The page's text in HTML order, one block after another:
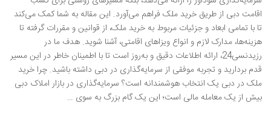
اقامت دبی از طریق خرید ملک فراهم می‌آورد. این مقاله به شما کمک می‌کند
تا با تمامی ابعاد و جزئیات مربوط به خرید ملک، از قوانین و مقررات گرفته تا
هزینه‌ها، مدارک لازم و انواع ویزاهای اقامتی، آشنا شوید. هدف ما در
رزیدنسی24، ارائه اطلاعات دقیق و به‌روز است تا با اطمینان خاطر در این مسیر
قدم بردارید و تجربه موفقی از سرمایه‌گذاری در دبی داشته باشید. چرا خرید
ملک در دبی یک انتخاب هوشمندانه است؟ سرمایه‌گذاری در بازار املاک دبی
بیش از یک معامله مالی است؛ این یک گام بزرگ به سوی …